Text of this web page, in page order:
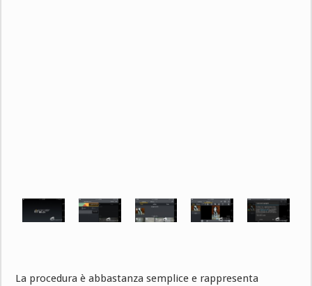
La procedura è abbastanza semplice e rappresenta